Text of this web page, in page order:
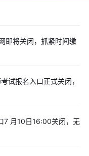
知识
《建设工程法规及相关
（客观题）和《专业工
年度内通过全部应试科
员须在1个考试年度内
即将关闭，抓紧时间缴
试报名入口正式关闭，
7 月10日16:00关闭，无